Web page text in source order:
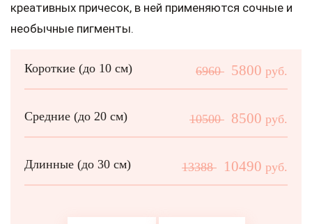
креативных причесок, в ней применяются сочные и
необычные пигменты.
Короткие (до 10 см) 6960 5800 руб.
Средние (до 20 см) 10500 8500 руб.
Длинные (до 30 см) 13388 10490 руб.